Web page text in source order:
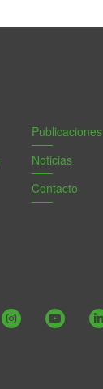
Publicaciones
Noticias
Contacto